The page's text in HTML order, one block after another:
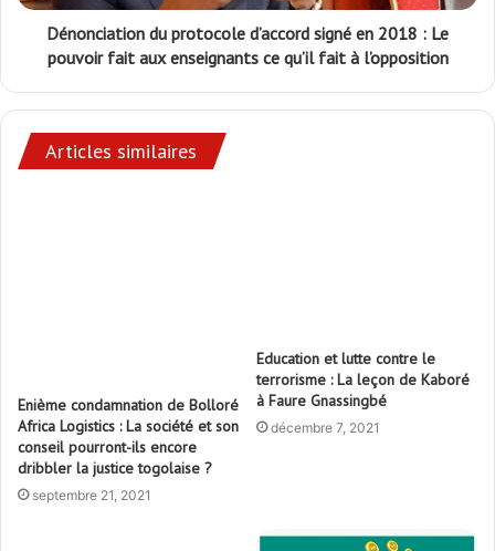
Dénonciation du protocole d’accord signé en 2018 : Le
pouvoir fait aux enseignants ce qu’il fait à l’opposition
Articles similaires
Enième condamnation de Bolloré
Africa Logistics : La société et son
conseil pourront-ils encore
dribbler la justice togolaise ?
septembre 21, 2021
Education et lutte contre le
terrorisme : La leçon de Kaboré
à Faure Gnassingbé
décembre 7, 2021